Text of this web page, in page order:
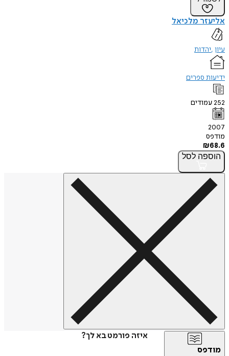
אליעזר מלכיאל
עיון יהדות
ידיעות ספרים
252עמודים
2007
מודפס
₪68.6
הוספה לסל
איזה פורמט בא לך?
מודפס